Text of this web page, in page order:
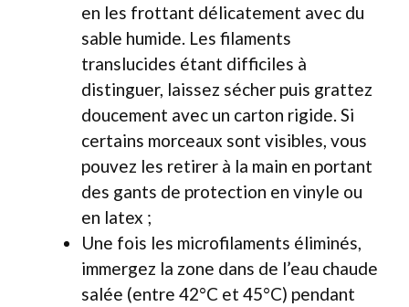
en les frottant délicatement avec du
sable humide. Les filaments
translucides étant difficiles à
distinguer, laissez sécher puis grattez
doucement avec un carton rigide. Si
certains morceaux sont visibles, vous
pouvez les retirer à la main en portant
des gants de protection en vinyle ou
en latex ;
Une fois les microfilaments éliminés,
immergez la zone dans de l’eau chaude
salée (entre 42°C et 45°C) pendant